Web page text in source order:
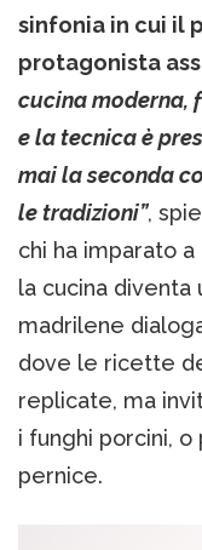
sinfonia in cui il
protagonista
cucina moderna,
e la tecnica è
mai la seconda
le tradizioni”,
chi ha imparato
la cucina diventa
madrilene
dove le ricette
replicate, ma
i funghi porcini, o
pernice.